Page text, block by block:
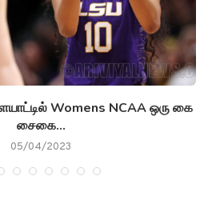
Womens NCAA ஒரு கை
சைகை...
05/04/2023